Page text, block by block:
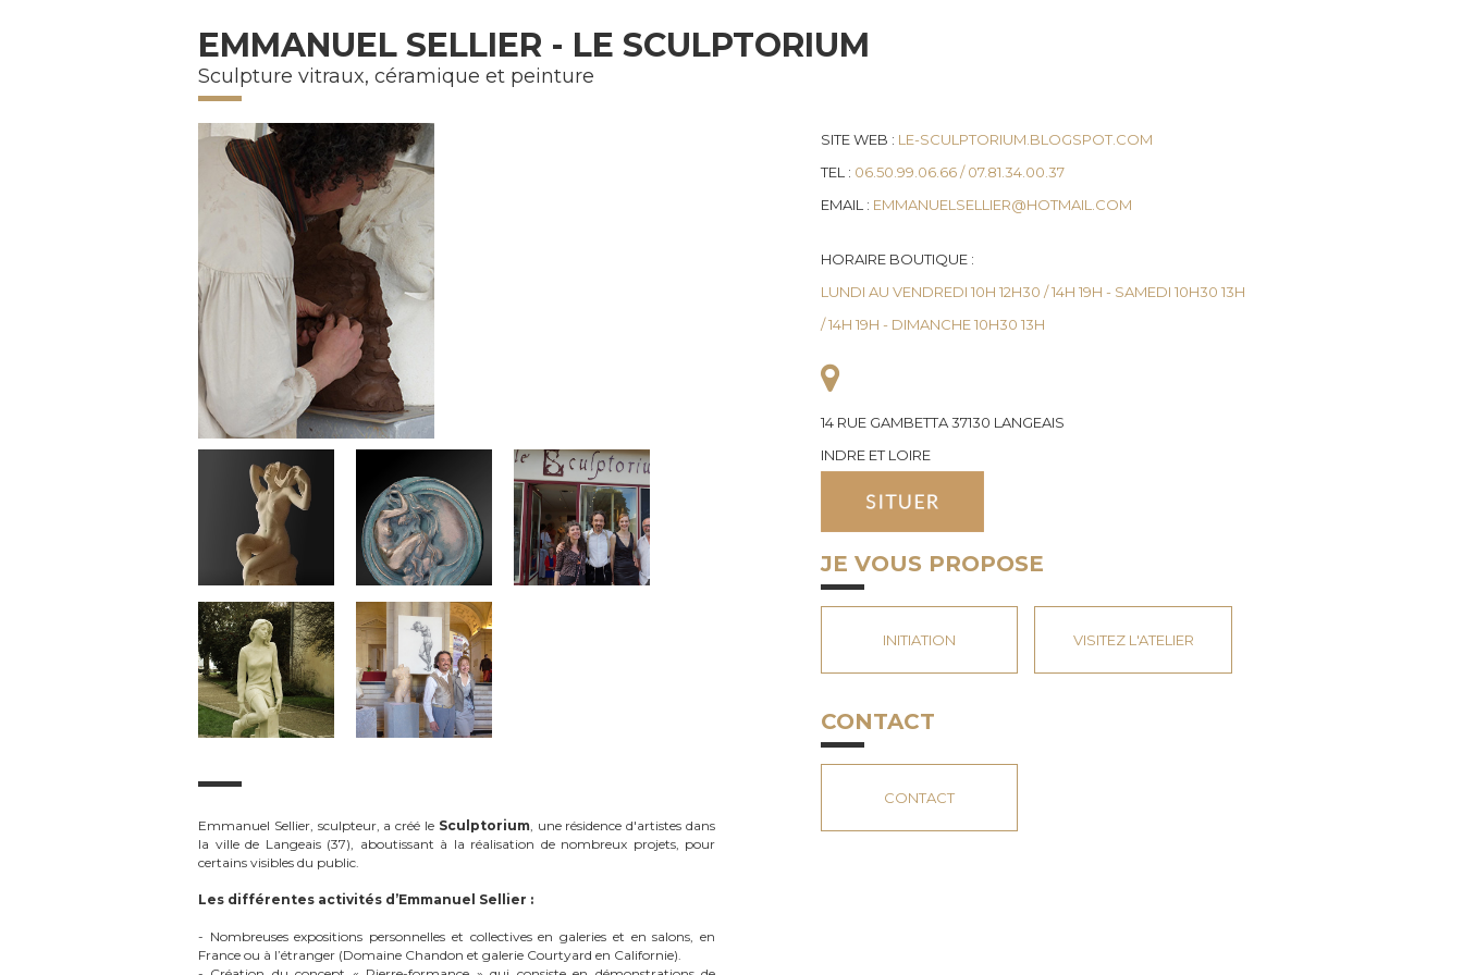
EMMANUEL SELLIER - LE SCULPTORIUM
Sculpture vitraux, céramique et peinture
Emmanuel Sellier, sculpteur, a créé le Sculptorium, une résidence d'artistes dans
la ville de Langeais (37), aboutissant à la réalisation de nombreux projets, pour
certains visibles du public.
Les différentes activités d’Emmanuel Sellier :
- Nombreuses expositions personnelles et collectives en galeries et en salons, en
France ou à l’étranger (Domaine Chandon et galerie Courtyard en Californie).
SITE WEB : LE-SCULPTORIUM.BLOGSPOT.COM
TEL : 06.50.99.06.66 / 07.81.34.00.37
EMAIL : EMMANUELSELLIER@HOTMAIL.COM
HORAIRE BOUTIQUE :
LUNDI AU VENDREDI 10H 12H30 / 14H 19H - SAMEDI 10H30 13H
/ 14H 19H - DIMANCHE 10H30 13H
14 RUE GAMBETTA 37130 LANGEAIS
INDRE ET LOIRE
JE VOUS PROPOSE
INITIATION VISITEZ L'ATELIER
CONTACT
CONTACT